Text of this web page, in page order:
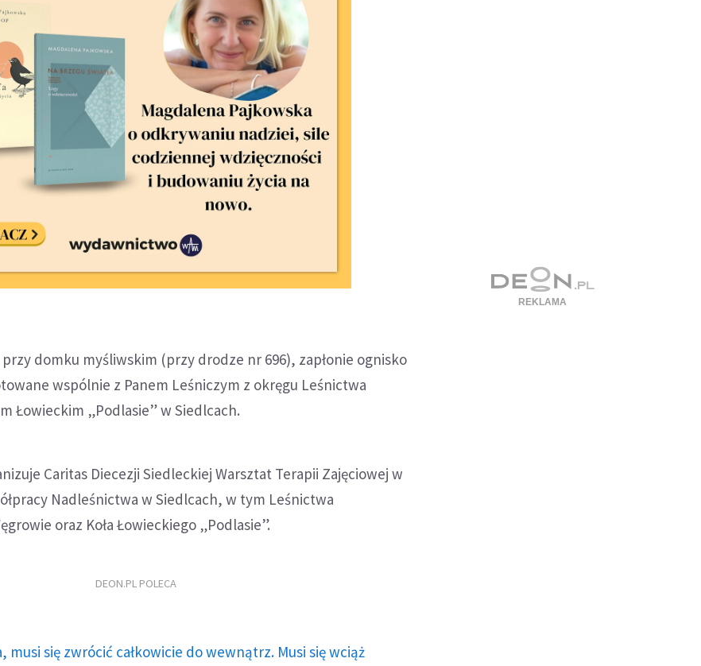
domku myśliwskim (przy drodze nr 696), zapłonie ognisko
wspólnie z Panem Leśniczym z okręgu Leśnictwa
Łowieckim „Podlasie” w Siedlcach.
Caritas Diecezji Siedleckiej Warsztat Terapii Zajęciowej w
Nadleśnictwa w Siedlcach, w tym Leśnictwa
oraz Koła Łowieckiego „Podlasie”.
DEON.PL POLECA
musi się zwrócić całkowicie do wewnątrz. Musi się wciąż